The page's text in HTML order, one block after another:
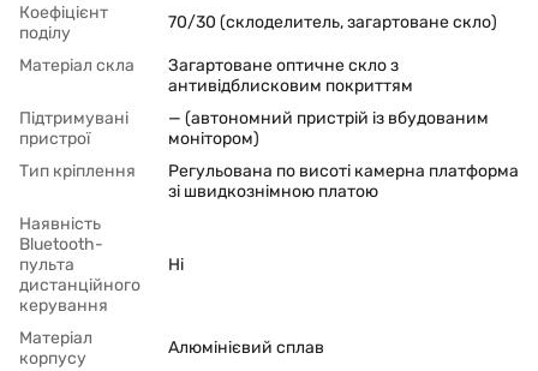
Коефіцієнт
поділу
70/30 (склоделитель, загартоване скло)
Матеріал скла
Загартоване оптичне скло з
антивідблисковим покриттям
Підтримувані
пристрої
— (автономний пристрій із вбудованим
монітором)
Тип кріплення
Регульована по висоті камерна платформа
зі швидкознімною платою
Наявність
Bluetooth-
пульта
дистанційного
керування
Ні
Матеріал
корпусу
Алюмінієвий сплав